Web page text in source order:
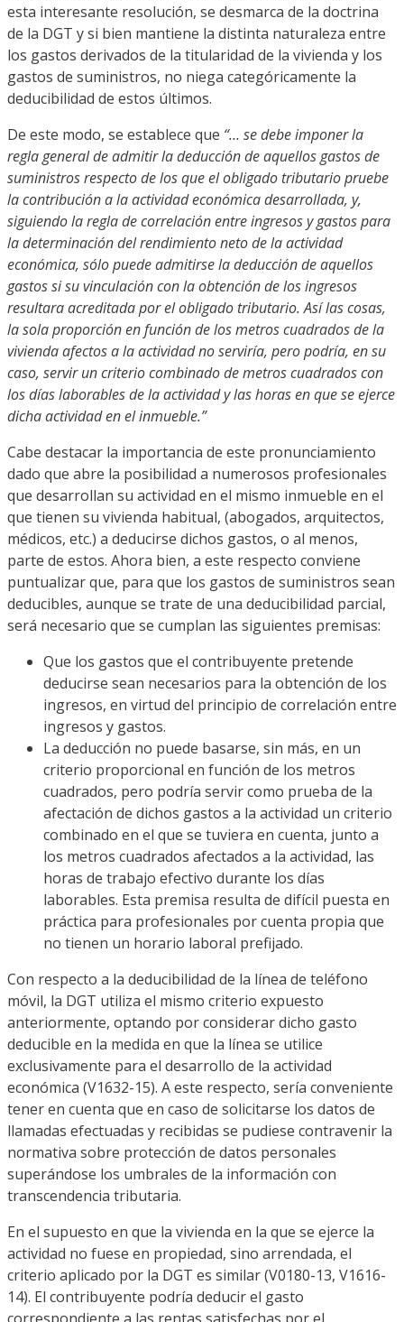
esta interesante resolución, se desmarca de la doctrina
de la DGT y si bien mantiene la distinta naturaleza entre
los gastos derivados de la titularidad de la vivienda y los
gastos de suministros, no niega categóricamente la
deducibilidad de estos últimos.
De este modo, se establece que “… se debe imponer la
regla general de admitir la deducción de aquellos gastos de
suministros respecto de los que el obligado tributario pruebe
la contribución a la actividad económica desarrollada, y,
siguiendo la regla de correlación entre ingresos y gastos para
la determinación del rendimiento neto de la actividad
económica, sólo puede admitirse la deducción de aquellos
gastos si su vinculación con la obtención de los ingresos
resultara acreditada por el obligado tributario. Así las cosas,
la sola proporción en función de los metros cuadrados de la
vivienda afectos a la actividad no serviría, pero podría, en su
caso, servir un criterio combinado de metros cuadrados con
los días laborables de la actividad y las horas en que se ejerce
dicha actividad en el inmueble.”
Cabe destacar la importancia de este pronunciamiento
dado que abre la posibilidad a numerosos profesionales
que desarrollan su actividad en el mismo inmueble en el
que tienen su vivienda habitual, (abogados, arquitectos,
médicos, etc.) a deducirse dichos gastos, o al menos,
parte de estos. Ahora bien, a este respecto conviene
puntualizar que, para que los gastos de suministros sean
deducibles, aunque se trate de una deducibilidad parcial,
será necesario que se cumplan las siguientes premisas:
Que los gastos que el contribuyente pretende
deducirse sean necesarios para la obtención de los
ingresos, en virtud del principio de correlación entre
ingresos y gastos.
La deducción no puede basarse, sin más, en un
criterio proporcional en función de los metros
cuadrados, pero podría servir como prueba de la
afectación de dichos gastos a la actividad un criterio
combinado en el que se tuviera en cuenta, junto a
los metros cuadrados afectados a la actividad, las
horas de trabajo efectivo durante los días
laborables. Esta premisa resulta de difícil puesta en
práctica para profesionales por cuenta propia que
no tienen un horario laboral prefijado.
Con respecto a la deducibilidad de la línea de teléfono
móvil, la DGT utiliza el mismo criterio expuesto
anteriormente, optando por considerar dicho gasto
deducible en la medida en que la línea se utilice
exclusivamente para el desarrollo de la actividad
económica (V1632-15). A este respecto, sería conveniente
tener en cuenta que en caso de solicitarse los datos de
llamadas efectuadas y recibidas se pudiese contravenir la
normativa sobre protección de datos personales
superándose los umbrales de la información con
transcendencia tributaria.
En el supuesto en que la vivienda en la que se ejerce la
actividad no fuese en propiedad, sino arrendada, el
criterio aplicado por la DGT es similar (V0180-13, V1616-
14). El contribuyente podría deducir el gasto